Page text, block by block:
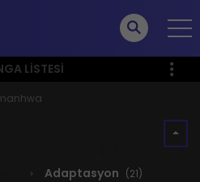
LISTESI
Adaptasyon (21)